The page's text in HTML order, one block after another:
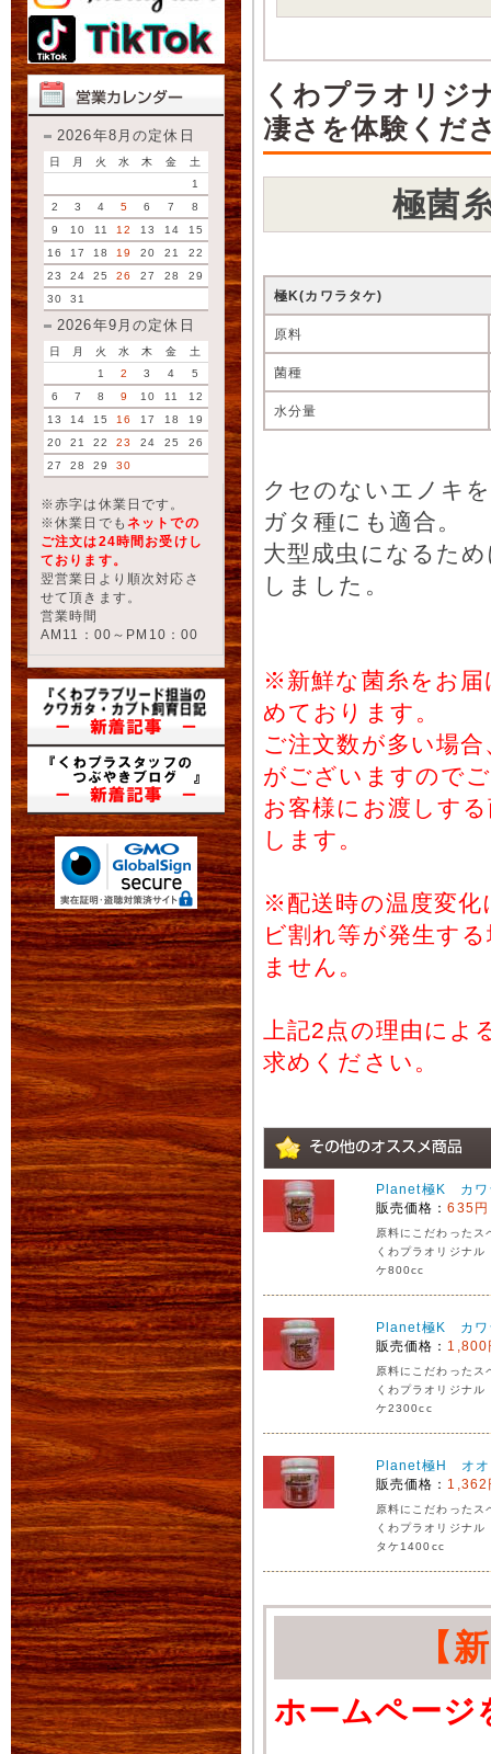
2026年8月の定休日
日 月 火 水 木 金
土
1
2
3 4 5 6 7
8
9
10 11 12 13 14
15
16
17 18 19 20 21
22
23
24 25 26 27 28
29
30
31
2026年9月の定休日
日 月 火 水 木 金
土
1
2 3 4
5
6
7 8 9 10 11
12
13
14 15 16 17 18
19
20
21 22 23 24 25
26
27
28 29 30
※赤字は休業日です。
※休業日でも ネットでの
ご注文は24時間お受けし
ております。
翌営業日より順次対応さ
せて頂きます。
営業時間
AM11：00～PM10：00
くわプラオリジ
凄さを体験くだ
極菌
極K(カワラタケ)
原料
菌種
水分量
クセのないエノキ
ガタ種にも適合。
大型成虫になるた
しました。
※新鮮な菌糸をお届
めております。
ご注文数が多い場
がございますので
お客様にお渡しす
します。
※配送時の温度変化
ビ割れ等が発生す
ません。
上記2点の理由に
求めください。
Planet極K カワ
販売価格：635円
原料にこだわったス
くわプラオリジナ
ケ800cc
Planet極K カワ
販売価格： 1,800
原料にこだわったス
くわプラオリジナ
ケ2300cc
Planet極H オオ
販売価格： 1,362
原料にこだわったス
くわプラオリジナ
タケ1400cc
【
ホームページ